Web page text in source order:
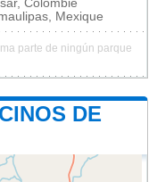
Colombie
Mexique
parte de ningún parque
DE